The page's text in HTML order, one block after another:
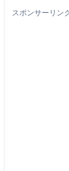
スポンサーリン